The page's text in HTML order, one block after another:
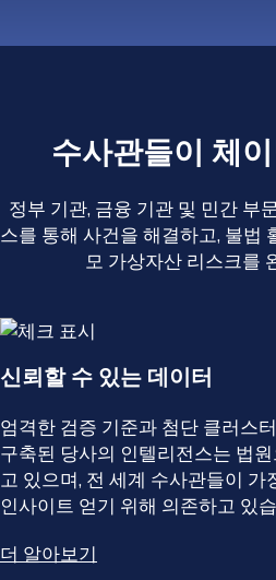
수사관들이 체
정부 기관, 금융 기관 및 민간 부
스를 통해 사건을 해결하고, 불법
모 가상자산 리스크를
신뢰할 수 있는 데이터
엄격한 검증 기준과 첨단 클러스
구축된 당사의 인텔리전스는 법
고 있으며, 전 세계 수사관들이 가
인사이트 얻기 위해 의존하고 있
더 알아보기